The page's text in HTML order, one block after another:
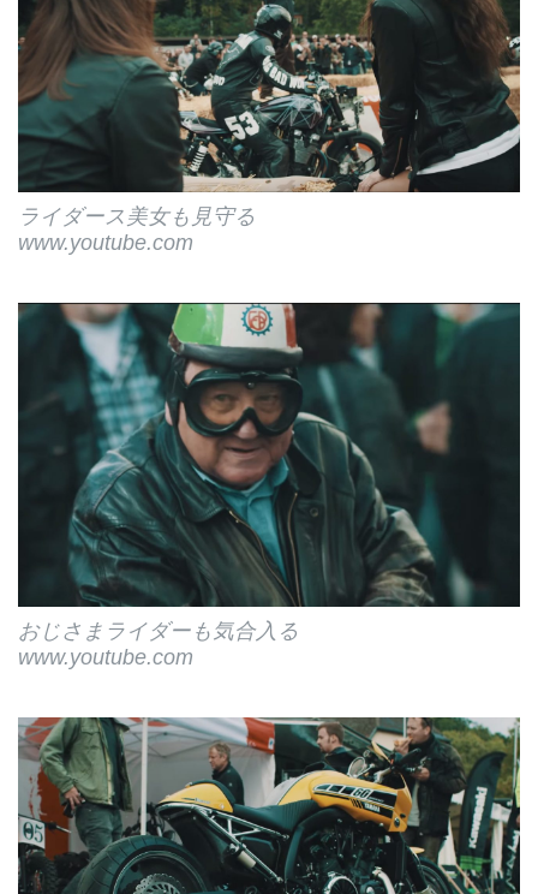
ライダース美女も見守る
www.youtube.com
おじさまライダーも気合入る
www.youtube.com